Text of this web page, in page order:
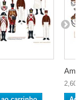
2,60 €